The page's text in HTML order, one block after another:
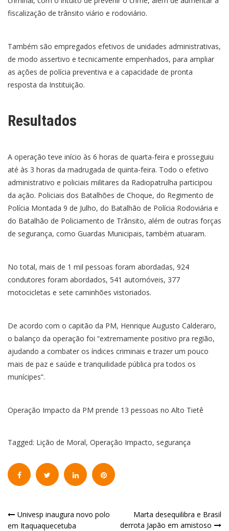
fiscalização de trânsito viário e rodoviário.
Também são empregados efetivos de unidades administrativas,
de modo assertivo e tecnicamente empenhados, para ampliar
as ações de polícia preventiva e a capacidade de pronta
resposta da Instituição.
Resultados
A operação teve início às 6 horas de quarta-feira e prosseguiu
até às 3 horas da madrugada de quinta-feira. Todo o efetivo
administrativo e policiais militares da Radiopatrulha participou
da ação. Policiais dos Batalhões de Choque, do Regimento de
Polícia Montada 9 de Julho, do Batalhão de Polícia Rodoviária e
do Batalhão de Policiamento de Trânsito, além de outras forças
de segurança, como Guardas Municipais, também atuaram.
No total, mais de 1 mil pessoas foram abordadas, 924
condutores foram abordados, 541 automóveis, 377
motocicletas e sete caminhões vistoriados.
De acordo com o capitão da PM, Henrique Augusto Calderaro,
o balanço da operação foi “extremamente positivo pra região,
ajudando a combater os índices criminais e trazer um pouco
mais de paz e saúde e tranquilidade pública pra todos os
munícipes”.
Operação Impacto da PM prende 13 pessoas no Alto Tietê
Tagged: Lição de Moral, Operação Impacto, segurança
Navegação
Univesp inaugura novo polo
em Itaquaquecetuba
Marta desequilibra e Brasil
derrota Japão em amistoso